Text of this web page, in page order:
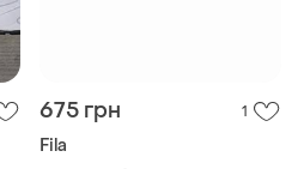
675 грн 1
Fila